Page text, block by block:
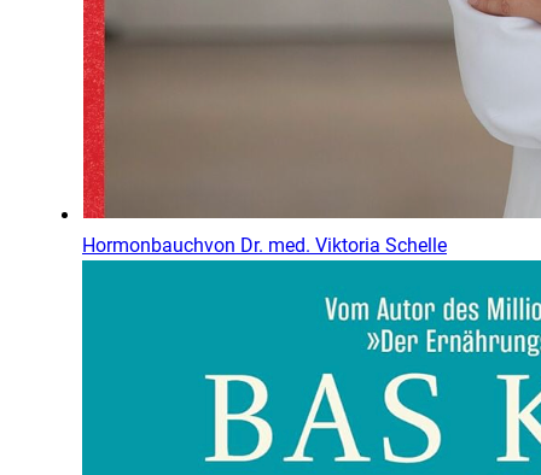
Hormonbauchvon Dr. med. Viktoria Schelle